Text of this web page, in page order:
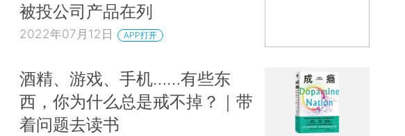
被投公司产品在列
2022年07月12日 APP打开
酒精、游戏、手机……有些东
西，你为什么总是戒不掉？｜带
着问题去读书